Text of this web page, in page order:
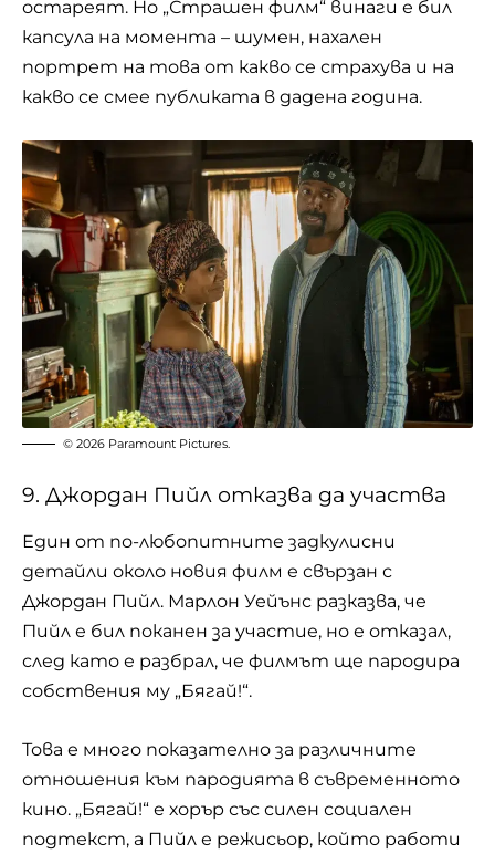
остареят. Но „Страшен филм“ винаги е бил
капсула на момента – шумен, нахален
портрет на това от какво се страхува и на
какво се смее публиката в дадена година.
© 2026 Paramount Pictures.
9. Джордан Пийл отказва да участва
Един от по-любопитните задкулисни
детайли около новия филм е свързан с
Джордан Пийл. Марлон Уейънс разказва, че
Пийл е бил поканен за участие, но е отказал,
след като е разбрал, че филмът ще пародира
собствения му „Бягай!“.
Това е много показателно за различните
отношения към пародията в съвременното
кино. „Бягай!“ е хорър със силен социален
подтекст, а Пийл е режисьор, който работи